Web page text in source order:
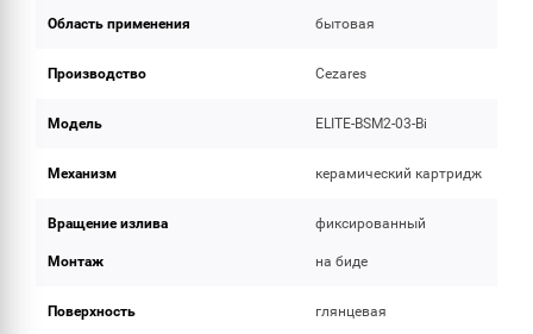
Область применения бытовая
Производство Cezares
Модель ELITE-BSM2-03-Bi
Механизм керамический картридж
Вращение излива фиксированный
Монтаж на биде
Поверхность глянцевая